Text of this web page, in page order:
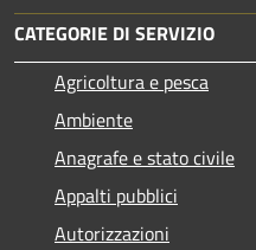
CATEGORIE DI SERVIZIO
Agricoltura e pesca
Ambiente
Anagrafe e stato civile
Appalti pubblici
Autorizzazioni